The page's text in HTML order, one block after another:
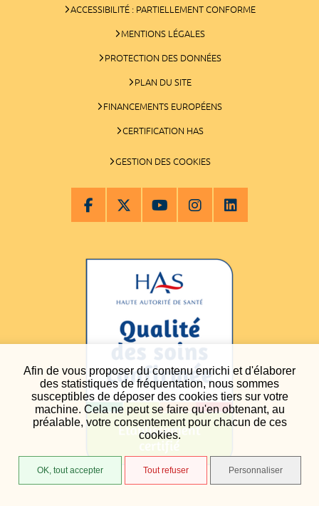
Afin de vous proposer du contenu enrichi et d'élaborer
des statistiques de fréquentation, nous sommes
susceptibles de déposer des cookies tiers sur votre
machine. Cela ne peut se faire qu'en obtenant, au
préalable, votre consentement pour chacun de ces
cookies.
OK, tout accepter Tout refuser Personnaliser
ACCESSIBILITÉ : PARTIELLEMENT CONFORME
MENTIONS LÉGALES
PROTECTION DES DONNÉES
PLAN DU SITE
FINANCEMENTS EUROPÉENS
CERTIFICATION HAS
GESTION DES COOKIES